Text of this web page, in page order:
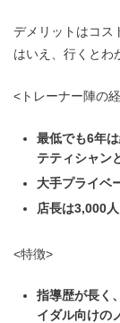
デメリットはコス
はいえ、行くとわ
<トレーナー陣の
最低でも6年
テティシャン
大手プライベ
店長は3,000
<特徴>
指導歴が長く
イダル向けの